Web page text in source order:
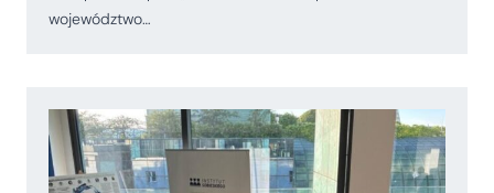
województwo…